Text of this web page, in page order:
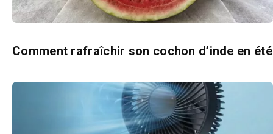
Comment rafraîchir son cochon d’inde en été